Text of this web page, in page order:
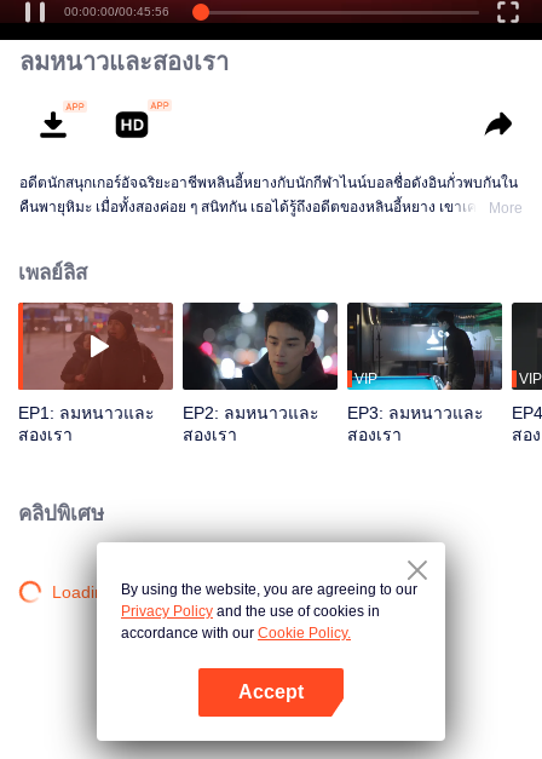
00:00:00/00:45:56
ลมหนาวและสองเรา
อดีตนักสนุกเกอร์อัจฉริยะอาชีพหลินอี้หยางกับนักกีฬาไนน์บอลชื่อดังอินกั่วพบกันใน
คืนพายุหิมะ เมื่อทั้งสองค่อย ๆ สนิทกัน เธอได้รู้ถึงอดีตของหลินอี้หยาง เขาเคยเป็น
สานฝันกลับเข้าเกมสนุกเกอร์ สุดท้ายทั้งสองมาถึงจุดสูงสุดในอาชีพ อุทิศเพื่อ
บิลเลียดอาชีพและส่งเสริมการพัฒนาโครงการบิลเลียดฟิตเนสระดับชาติ
More
เพลย์ลิส
EP1: ลมหนาวและ
สองเรา
EP2: ลมหนาวและ
สองเรา
VIP
EP3: ลมหนาวและ
สองเรา
VIP
สอ
คลิปพิเศษ
Loading…By using the website, you are agreeing to our
Privacy Policy and the use of cookies in
accordance with our Cookie Policy.
Accept